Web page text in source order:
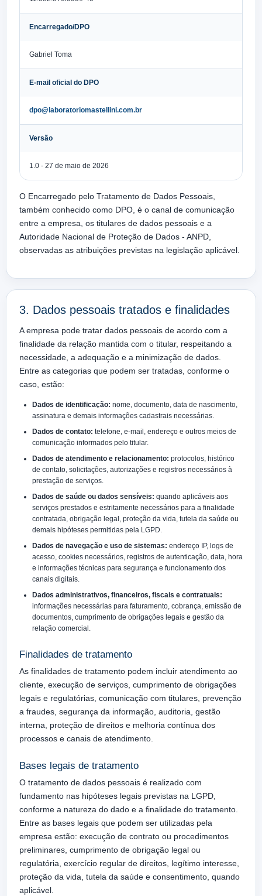
Encarregado/DPO
Gabriel Toma
E-mail oficial do DPO
dpo@laboratoriomastellini.com.br
Versão
1.0 - 27 de maio de 2026
O Encarregado pelo Tratamento de Dados Pessoais,
também conhecido como DPO, é o canal de comunicação
entre a empresa, os titulares de dados pessoais e a
Autoridade Nacional de Proteção de Dados - ANPD,
observadas as atribuições previstas na legislação aplicável.
3. Dados pessoais tratados e finalidades
A empresa pode tratar dados pessoais de acordo com a
finalidade da relação mantida com o titular, respeitando a
necessidade, a adequação e a minimização de dados.
Entre as categorias que podem ser tratadas, conforme o
caso, estão:
Dados de identificação: nome, documento, data de nascimento,
assinatura e demais informações cadastrais necessárias.
Dados de contato: telefone, e-mail, endereço e outros meios de
comunicação informados pelo titular.
Dados de atendimento e relacionamento: protocolos, histórico
de contato, solicitações, autorizações e registros necessários à
prestação de serviços.
Dados de saúde ou dados sensíveis: quando aplicáveis aos
serviços prestados e estritamente necessários para a finalidade
contratada, obrigação legal, proteção da vida, tutela da saúde ou
demais hipóteses permitidas pela LGPD.
Dados de navegação e uso de sistemas: endereço IP, logs de
acesso, cookies necessários, registros de autenticação, data, hora
e informações técnicas para segurança e funcionamento dos
canais digitais.
Dados administrativos, financeiros, fiscais e contratuais:
informações necessárias para faturamento, cobrança, emissão de
documentos, cumprimento de obrigações legais e gestão da
relação comercial.
Finalidades de tratamento
As finalidades de tratamento podem incluir atendimento ao
cliente, execução de serviços, cumprimento de obrigações
legais e regulatórias, comunicação com titulares, prevenção
a fraudes, segurança da informação, auditoria, gestão
interna, proteção de direitos e melhoria contínua dos
processos e canais de atendimento.
Bases legais de tratamento
O tratamento de dados pessoais é realizado com
fundamento nas hipóteses legais previstas na LGPD,
conforme a natureza do dado e a finalidade do tratamento.
Entre as bases legais que podem ser utilizadas pela
empresa estão: execução de contrato ou procedimentos
preliminares, cumprimento de obrigação legal ou
regulatória, exercício regular de direitos, legítimo interesse,
proteção da vida, tutela da saúde e consentimento, quando
aplicável.